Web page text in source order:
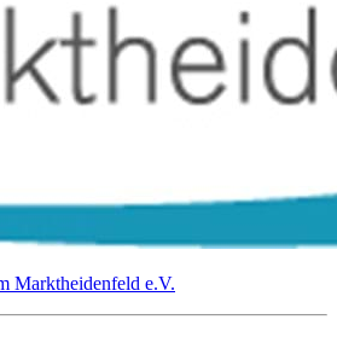
Marktheidenfeld e.V.